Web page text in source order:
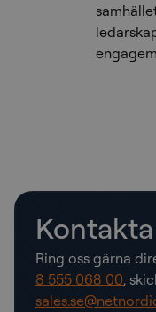
Ring oss gärna
8 555 068 00,